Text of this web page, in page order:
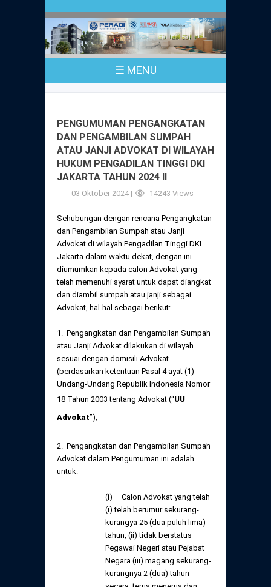
☰ MENU
Sejarah
Pusat Bantuan Hukum
Peraturan
Anggaran Dasar
Anggaran Rumah Tangga
Peraturan Perpindahan Domisili Anggota
Perubahan Peraturan Perpindahan Domisili
Anggota
PKPA
UPA
Magang
Pengangkatan & Pengambilan Sumpah
Pengumuman
Dewan Kehormatan
Dewan Kehormatan Pusat
Peraturan Pelaksanaan
Daftar Perkara Dewan Kehormatan Pusat
Daftar Perkara Dewan Kehormatan Daerah
Komisi Pengawas
Komisi Pengawas Pusat
Komisi Pengawas Daerah
Peraturan Pelaksanaan
Certificate of Good Standing (COGS)
PENGUMUMAN PENGANGKATAN
DAN PENGAMBILAN SUMPAH
ATAU JANJI ADVOKAT DI WILAYAH
HUKUM PENGADILAN TINGGI DKI
JAKARTA TAHUN 2024 II
03 Oktober 2024 | 14243 Views
Sehubungan dengan rencana Pengangkatan
dan Pengambilan Sumpah atau Janji
Advokat di wilayah Pengadilan Tinggi DKI
Jakarta dalam waktu dekat, dengan ini
diumumkan kepada calon Advokat yang
telah memenuhi syarat untuk dapat diangkat
dan diambil sumpah atau janji sebagai
Advokat, hal-hal sebagai berikut:
1. Pengangkatan dan Pengambilan Sumpah
atau Janji Advokat dilakukan di wilayah
sesuai dengan domisili Advokat
(berdasarkan ketentuan Pasal 4 ayat (1)
Undang-Undang Republik Indonesia Nomor
18 Tahun 2003 tentang Advokat (“UU
Advokat”);
2. Pengangkatan dan Pengambilan Sumpah
Advokat dalam Pengumuman ini adalah
untuk:
(i) Calon Advokat yang telah
(i) telah berumur sekurang-
kurangya 25 (dua puluh lima)
tahun, (ii) tidak berstatus
Pegawai Negeri atau Pejabat
Negara (iii) magang sekurang-
kurangnya 2 (dua) tahun